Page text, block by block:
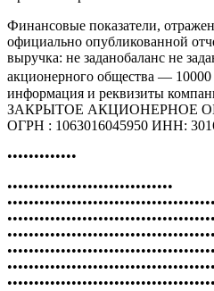
Финансовые показатели,
официально опубликованной
выручка: не заданобаланс не
акционерного общества —
информация и реквизиты
ЗАКРЫТОЕ АКЦИОНЕРНОЕ
ОГРН : 1063016045950 ИНН:
•••••••••••••
•••••••••••••••••••••••••••••••